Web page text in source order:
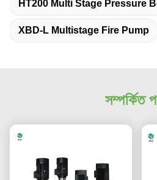
HT200 Multi Stage Pressure
XBD-L Multistage Fire Pump
সম্পর্কিত